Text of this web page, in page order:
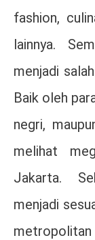
fashion,
lainnya.
menjadi
Baik oleh
negri,
melihat
Jakarta.
menjadi
metropolitan